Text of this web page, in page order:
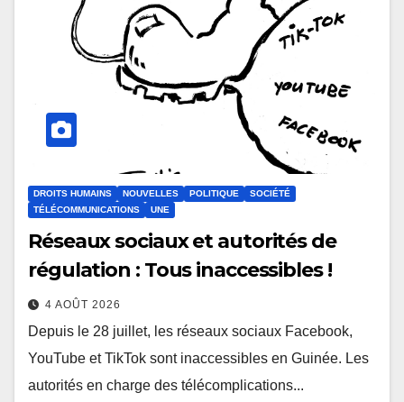
DROITS HUMAINS NOUVELLES POLITIQUE
SOCIÉTÉ
TÉLÉCOMMUNICATIONS
UNE
Réseaux sociaux et autorités de
régulation : Tous inaccessibles !
4 AOÛT 2026
Depuis le 28 juillet, les réseaux sociaux Facebook,
YouTube et TikTok sont inaccessibles en Guinée. Les
autorités en charge des télécomplications...